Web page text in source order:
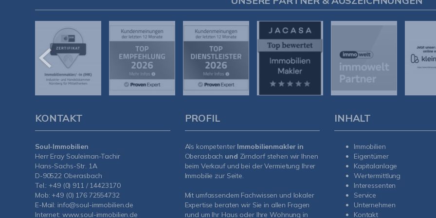
KONTAKT
Soul-Immobilien
Herr Eray Souleiman-Tachir
Hans-Sachs-Str. 1A
D-90522 Oberasbach
Tel.: +49 (0) 911 / 14423170
Mob: +49 (0) 176 72554732
E-Mail: info@soul-immobilien.de
Internet: www.soul-immobilien.de
PROFIL
Als kompetenter Immobilienmakler in
Oberasbach und Zirndorf stehen wir Ihnen
beim Verkauf und bei der Vermietung Ihrer
Immobilie zur Seite.
Mit umfassendem Fachwissen und lokaler
Expertise beraten wir Sie in allen Fragen
rund um Ihr Haus oder Ihre Wohnung in
INHALT
Immobilien
Eigentümer
Kapitalanlage
Wertermittlung
Interessenten
Service
Unternehmen
Kontakt